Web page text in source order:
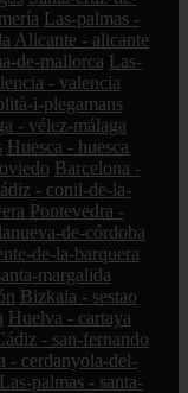
Las-palmas -
Alicante - alicante
de-mallorca Las-
- valencia
i-plegamans
- vélez-málaga
Huesca - huesca
Barcelona -
- conil-de-la-
Pontevedra -
de-córdoba
de-la-barquera
margalida
Bizkaia - sestao
Huelva - cartaya
- san-fernando
- cerdanyola-del-
Las-palmas - santa-